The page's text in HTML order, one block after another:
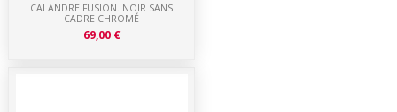
CALANDRE FUSION. NOIR SANS
CADRE CHROMÉ
69,00 €